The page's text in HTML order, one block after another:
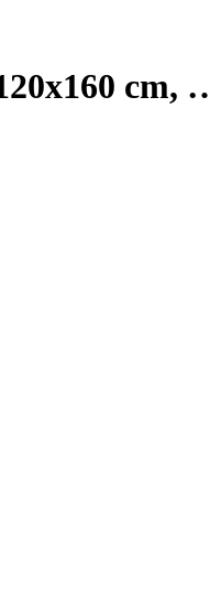
cm,